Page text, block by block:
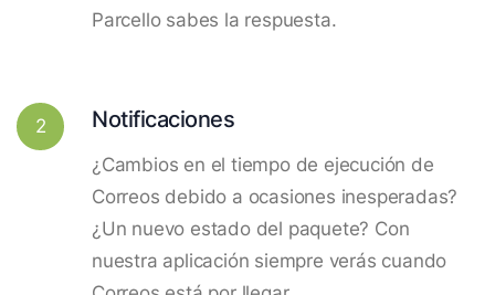
Parcello sabes la respuesta.
2 Notificaciones
¿Cambios en el tiempo de ejecución de
Correos debido a ocasiones inesperadas?
¿Un nuevo estado del paquete? Con
nuestra aplicación siempre verás cuando